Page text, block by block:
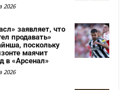
2026
заявляет, что
продавать»
поскольку
маячит
в «Арсенал»
2026